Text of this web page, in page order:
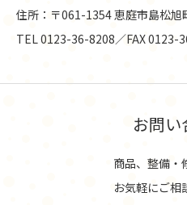
住所：〒061-1354 恵庭市島松旭
TEL 0123-36-8208／FAX 0123-
お問い
商品、整備・
お気軽にご相